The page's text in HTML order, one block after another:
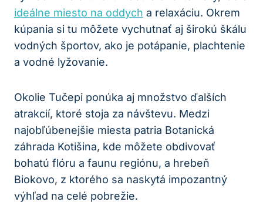
ideálne miesto na oddych a relaxáciu. Okrem
kúpania si tu môžete vychutnať aj širokú škálu
vodných športov, ako je potápanie, plachtenie
a vodné lyžovanie.
Okolie Tučepi ponúka aj množstvo ďalších
atrakcií, ktoré stoja za návštevu. Medzi
najobľúbenejšie miesta patria Botanická
záhrada Kotišina, kde môžete obdivovať
bohatú flóru a faunu regiónu, a hrebeň
Biokovo, z ktorého sa naskytá impozantný
výhľad na celé pobrežie.